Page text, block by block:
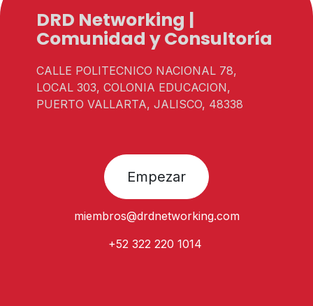
DRD Networking |
Comunidad y Consultoría
Empezar
CALLE POLITECNICO NACIONAL 78,
LOCAL 303, COLONIA EDUCACION,
PUERTO VALLARTA, JALISCO, 48338
miembros@drdnetworking.com
+52 322 220 1014